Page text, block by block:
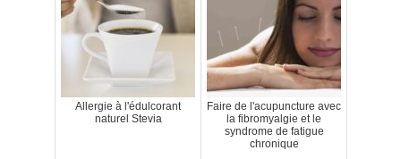
Allergie à l'édulcorant
naturel Stevia
Faire de l'acupuncture avec
la fibromyalgie et le
syndrome de fatigue
chronique